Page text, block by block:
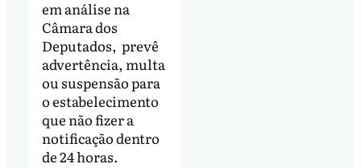
em análise na
Câmara dos
Deputados, prevê
advertência, multa
ou suspensão para
o estabelecimento
que não fizer a
notificação dentro
de 24 horas.